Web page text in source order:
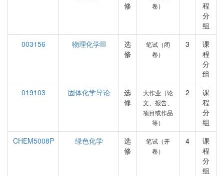
修
卷）
程
分
组
003156
物理化学III
选
修
笔试（闭
卷）
3
课
程
分
组
019103
固体化学导论
选
修
大作业（论
文、报告、
项目或作品
等）
2
课
程
分
组
CHEM5008P
绿色化学
选
修
笔试（开
卷）
4
课
程
分
组